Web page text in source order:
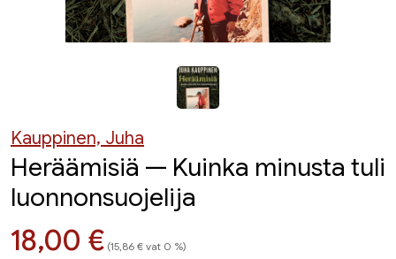
Kauppinen, Juha
Heräämisiä — Kuinka minusta tuli
luonnonsuojelija
Hinta nyt
18,00 € (15,86 € vat 0 %)